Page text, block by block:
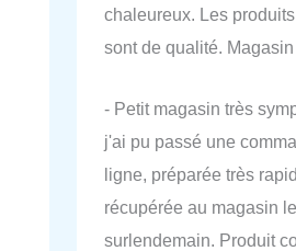
chaleureux. Les
sont de qualité.
- Petit magasin très
j'ai pu passé une
ligne, préparée très
récupérée au magasin le
surlendemain. Produit